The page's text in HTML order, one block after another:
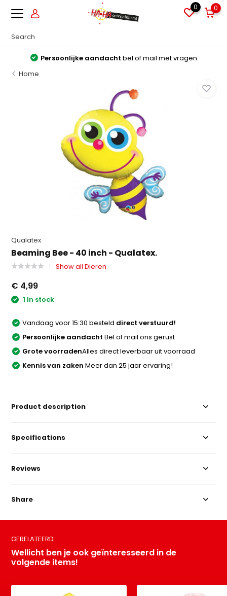
0 0
Persoonlijke aandacht bel of mail met vragen
Home
Qualatex
Beaming Bee - 40 inch - Qualatex.
Show all Dieren
€ 4,99
1 In stock
Vandaag voor 15:30 besteld direct verstuurd!
Persoonlijke aandacht Bel of mail ons gerust
Grote voorradenAlles direct leverbaar uit voorraad
Kennis van zaken Meer dan 25 jaar ervaring!
Product description
Specifications
Reviews
Share
GERELATEERD
Wellicht ben je ook geïnteresseerd in de
volgende items!